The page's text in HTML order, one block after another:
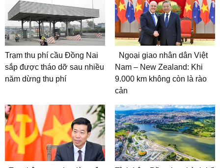
Trạm thu phí cầu Đồng Nai
sắp được tháo dỡ sau nhiều
năm dừng thu phí
Ngoại giao nhân dân Việt
Nam – New Zealand: Khi
9.000 km không còn là rào
cản